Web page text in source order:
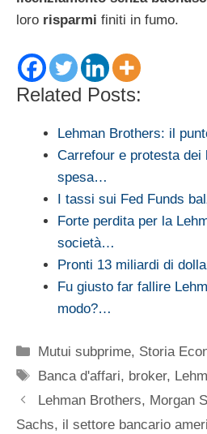
loro risparmi finiti in fumo.
Related Posts:
Lehman Brothers: il
Carrefour e protesta
spesa…
I tassi sui Fed Funds
Forte perdita per la
società…
Pronti 13 miliardi di
Fu giusto far fallire
modo?…
Categorie
Mutui subprime, Storia
Tag
Banca d'affari, broker,
Lehman Brothers, Morgan
Sachs, il settore bancario